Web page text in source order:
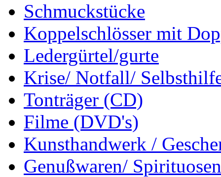
Schmuckstücke
Koppelschlösser mit
Ledergürtel/gurte
Krise/ Notfall/
Tonträger (CD)
Filme (DVD's)
Kunsthandwerk /
Genußwaren/ Spirituosen